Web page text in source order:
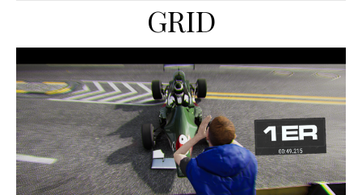
GRID